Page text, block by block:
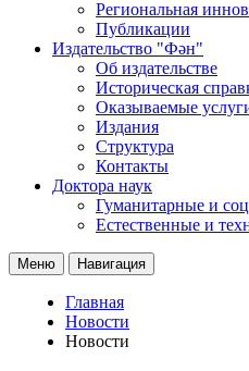
Региональная
Публикации
Издательство "Фән"
Об издательстве
Историческая
Оказываемые
Издания
Структура
Контакты
Доктора наук
Гуманитарные и
Естественные и
Меню Навигация
Главная
Новости
Новости